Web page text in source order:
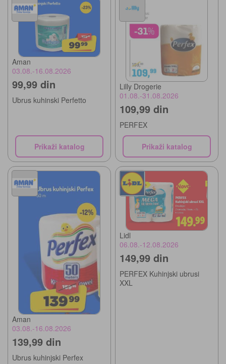
Aman
03.08.-16.08.2026
99,99 din
Ubrus kuhinski Perfetto
Prikaži katalog
Lilly Drogerie
01.08.-31.08.2026
109,99 din
PERFEX
Prikaži katalog
Aman
03.08.-16.08.2026
139,99 din
Ubrus kuhinjski Perfex
Lidl
06.08.-12.08.2026
149,99 din
PERFEX Kuhinjski ubrusi
XXL